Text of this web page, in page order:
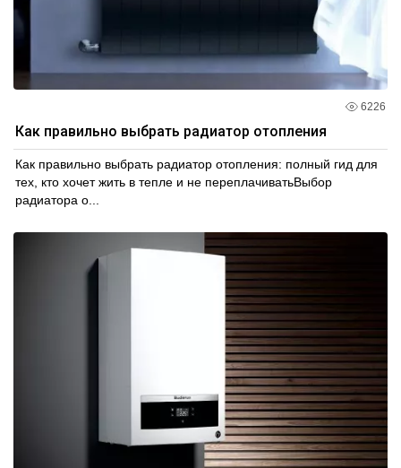
6226
Как правильно выбрать радиатор отопления
Как правильно выбрать радиатор отопления: полный гид для
тех, кто хочет жить в тепле и не переплачиватьВыбор
радиатора о...